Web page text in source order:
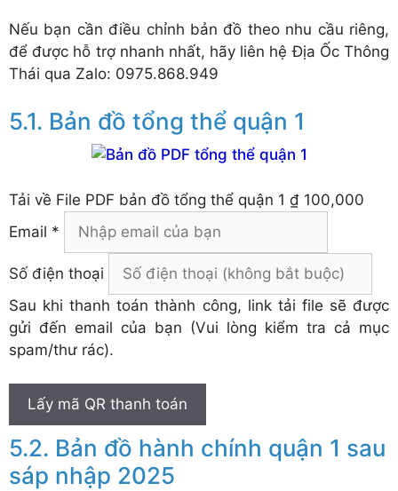
Nếu bạn cần điều chỉnh bản đồ theo nhu cầu riêng,
để được hỗ trợ nhanh nhất, hãy liên hệ Địa Ốc Thông
Thái qua Zalo: 0975.868.949
Bản đồ tổng thể quận 1
Tải về File PDF bản đồ tổng thể quận 1 ₫ 100,000
Email *
Số điện thoại
Sau khi thanh toán thành công, link tải file sẽ được
gửi đến email của bạn (Vui lòng kiểm tra cả mục
spam/thư rác).
Lấy mã QR thanh toán
Bản đồ hành chính quận 1 sau
sáp nhập 2025